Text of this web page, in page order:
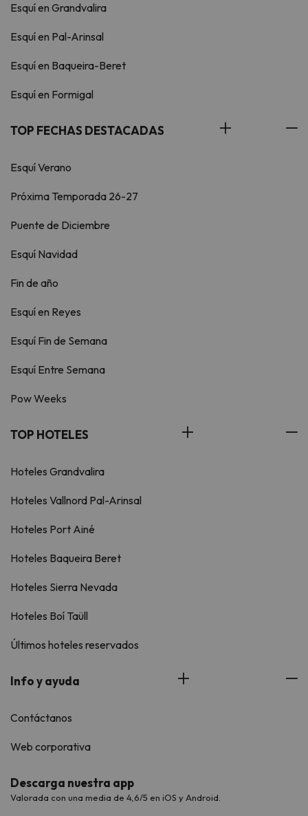
Esquí en Grandvalira
Esquí en Pal-Arinsal
Esquí en Baqueira-Beret
Esquí en Formigal
TOP FECHAS DESTACADAS
Esquí Verano
Próxima Temporada 26-27
Puente de Diciembre
Esquí Navidad
Fin de año
Esquí en Reyes
Esquí Fin de Semana
Esquí Entre Semana
Pow Weeks
TOP HOTELES
Hoteles Grandvalira
Hoteles Vallnord Pal-Arinsal
Hoteles Port Ainé
Hoteles Baqueira Beret
Hoteles Sierra Nevada
Hoteles Boí Taüll
Últimos hoteles reservados
Info y ayuda
Contáctanos
Web corporativa
Descarga nuestra app
Valorada con una media de 4,6/5 en iOS y Android.